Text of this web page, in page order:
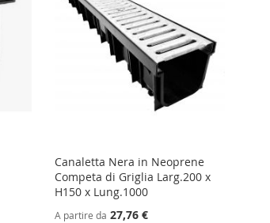
Canaletta Nera in Neoprene
Competa di Griglia Larg.200 x
H150 x Lung.1000
A partire da 27,76 €